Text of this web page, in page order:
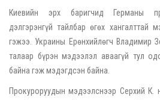
Киевийн эрх баригчид Германы
дэлгэрэнгүй тайлбар өгөх хангалттай
гэжээ. Украины Ерөнхийлөгч Владимир
талаар бүрэн мэдээлэл аваагүй тул
байна гэж мэдэгдсэн байна.
Прокуроруудын мэдээлснээр Серхий К.